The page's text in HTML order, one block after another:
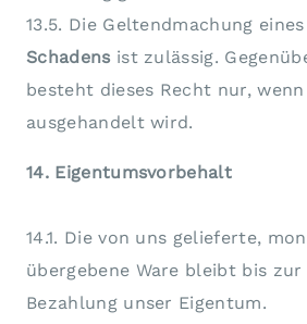
13.5. Die Geltendmachung eines
Schadens ist zulässig.
besteht dieses Recht nur,
ausgehandelt wird.
14. Eigentumsvorbehalt
14.1. Die von uns gelieferte,
übergebene Ware bleibt bis
Bezahlung unser Eigentum.